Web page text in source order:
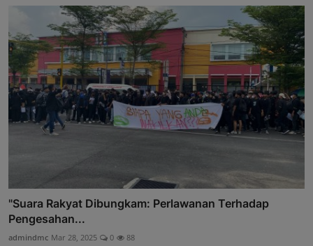
"Suara Rakyat Dibungkam: Perlawanan Terhadap
Pengesahan...
admindmc Mar 28, 2025 0 88